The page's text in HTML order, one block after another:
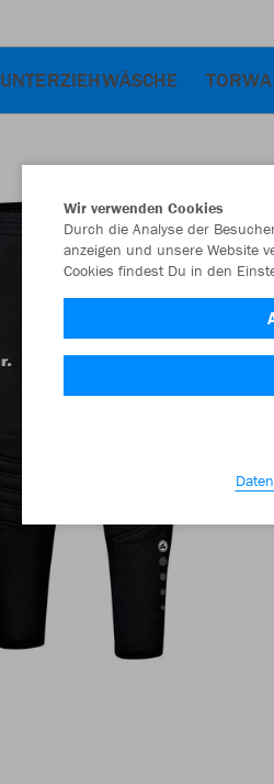
UNTERZIEHWÄSCHE
Wir verwenden Cookies
Durch die Analyse der
anzeigen und unsere Website
Cookies findest Du in den